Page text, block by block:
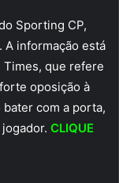
Sporting CP,
A informação está
Times, que refere
oposição à
bater com a porta,
CLIQUE